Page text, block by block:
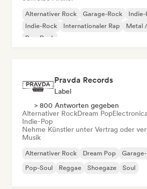
Alternativer Rock Garage-Rock Indie-
Indie-Rock
Internationaler Rap
Metal
Pop-Rock
Pravda Records
Label
> 800 Antworten gegeben
Alternativer RockDream Pop
Indie-Pop
Nehme Künstler unter Vertrag oder
Musik
Alternativer Rock Dream Pop
Pop-Soul
Reggae Shoegaze Soul